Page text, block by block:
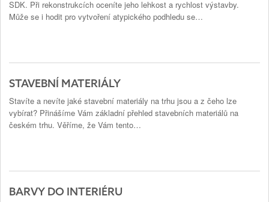
SDK. Při rekonstrukcích oceníte jeho lehkost a rychlost výstavby.
Může se i hodit pro vytvoření atypického podhledu se…
STAVEBNÍ MATERIÁLY
Stavíte a nevíte jaké stavební materiály na trhu jsou a z čeho lze
vybírat? Přinášíme Vám základní přehled stavebních materiálů na
českém trhu. Věříme, že Vám tento…
BARVY DO INTERIÉRU